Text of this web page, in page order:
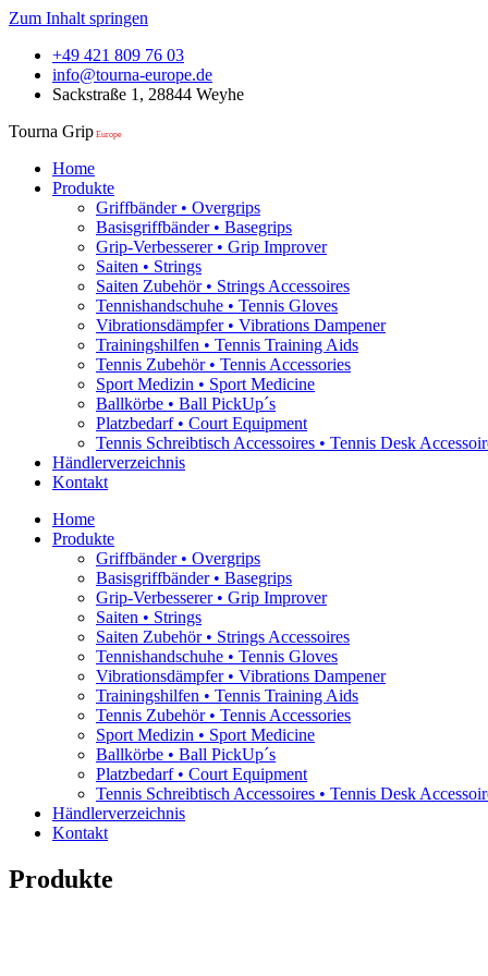
Zum Inhalt springen
+49 421 809 76 03
info@tourna-europe.de
Sackstraße 1, 28844 Weyhe
Tourna Grip Europe
Home
Produkte
Griffbänder • Overgrips
Basisgriffbänder • Basegrips
Grip-Verbesserer • Grip Improver
Saiten • Strings
Saiten Zubehör • Strings Accessoires
Tennishandschuhe • Tennis Gloves
Vibrationsdämpfer • Vibrations Dampener
Trainingshilfen • Tennis Training Aids
Tennis Zubehör • Tennis Accessories
Sport Medizin • Sport Medicine
Ballkörbe • Ball PickUp´s
Platzbedarf • Court Equipment
Tennis Schreibtisch Accessoires • Tennis Desk
Händlerverzeichnis
Kontakt
Home
Produkte
Griffbänder • Overgrips
Basisgriffbänder • Basegrips
Grip-Verbesserer • Grip Improver
Saiten • Strings
Saiten Zubehör • Strings Accessoires
Tennishandschuhe • Tennis Gloves
Vibrationsdämpfer • Vibrations Dampener
Trainingshilfen • Tennis Training Aids
Tennis Zubehör • Tennis Accessories
Sport Medizin • Sport Medicine
Ballkörbe • Ball PickUp´s
Platzbedarf • Court Equipment
Tennis Schreibtisch Accessoires • Tennis Desk
Händlerverzeichnis
Kontakt
Produkte